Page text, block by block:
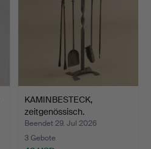
KAMINBESTECK,
zeitgenössisch.
Beendet 29. Jul 2026
3 Gebote